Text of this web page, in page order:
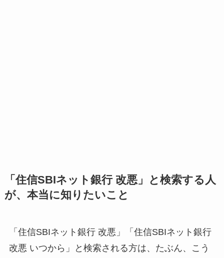
「住信SBIネット銀行 改悪」と検索する人
が、本当に知りたいこと
「住信SBIネット銀行 改悪」「住信SBIネット銀行
改悪 いつから」と検索される方は、たぶん、こう